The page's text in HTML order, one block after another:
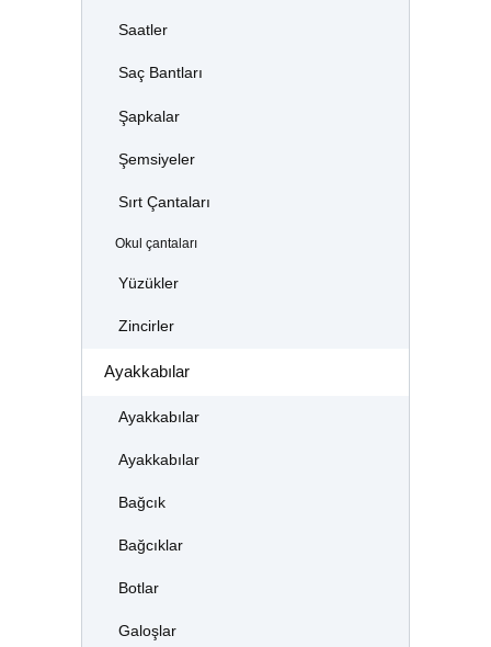
Saatler
Saç Bantları
Şapkalar
Şemsiyeler
Sırt Çantaları
Okul çantaları
Yüzükler
Zincirler
Ayakkabılar
Ayakkabılar
Ayakkabılar
Bağcık
Bağcıklar
Botlar
Galoşlar